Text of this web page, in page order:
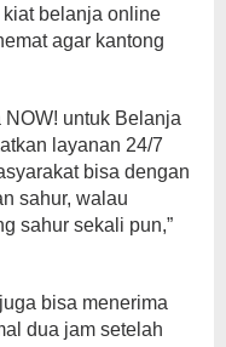
belanja online
agar kantong
untuk Belanja
layanan 24/7
bisa dengan
sahur, walau
sahur sekali pun,”
bisa menerima
dua jam setelah